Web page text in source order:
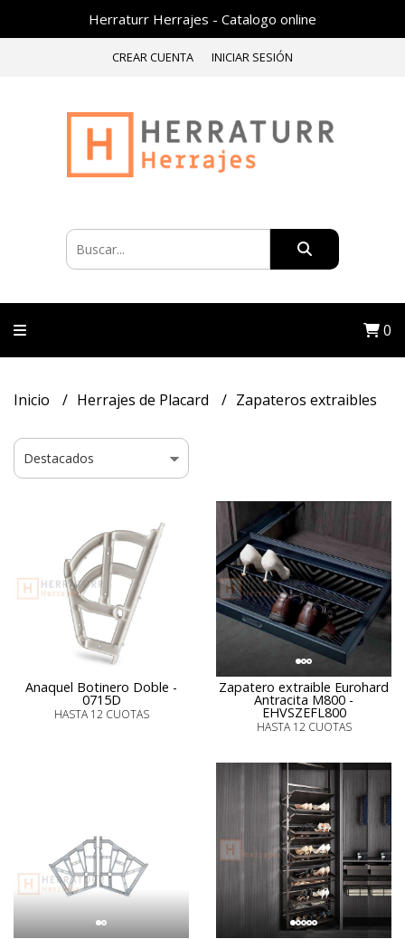
Herraturr Herrajes - Catalogo online
CREAR CUENTA INICIAR SESIÓN
0
Inicio Herrajes de Placard Zapateros extraibles
Anaquel Botinero Doble -
0715D
HASTA 12 CUOTAS
Zapatero extraible Eurohard
Antracita M800 -
EHVSZEFL800
HASTA 12 CUOTAS